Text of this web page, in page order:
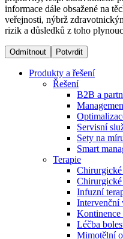
Produktový katalog​
Objevte naše produkty.
Braun s našim
Dialyzační střediska​
B. Braun Avitum
svých střediscích v
dozvíte na stránkách
Zůstaňte v dialogu s B.
informace dále obsažené na
veřejnosti, nýbrž
rizik a důsledků z toho
Odmítnout Potvrdit
Produkty a řešení
Řešení
B2B a
Servisní
Sety na
Smart
Terapie
Chirurgické
Infuzní
Intervenční
Kontinence
Léčba
Mimotělní